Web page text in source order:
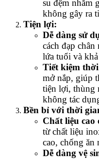
su đệm nhằm
không gây ra
Tiện lợi:
Dễ dàng sử
cách đạp
lứa tuổi và
Tiết kiệm
mở nắp, giúp
tiện lợi, thùng
không tác
Bền bỉ với thời
Chất liệu cao
từ chất liệu
cao, chống ăn
Dễ dàng vệ